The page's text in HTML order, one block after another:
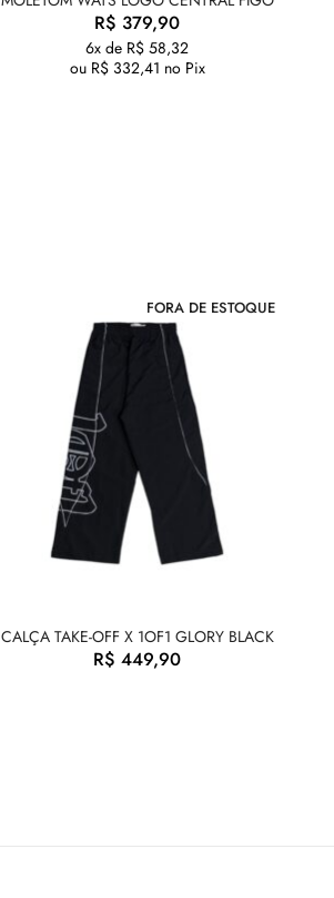
R$ 379,90
6x de R$ 58,32
ou R$332,41 no Pix
FORA DE ESTOQUE
CALÇA TAKE-OFF X 1OF1 GLORY BLACK
R$ 449,90